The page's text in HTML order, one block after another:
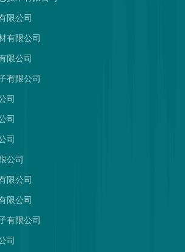
限公司
有限公司
限公司
有限公司
司
司
司
公司
限公司
限公司
有限公司
司